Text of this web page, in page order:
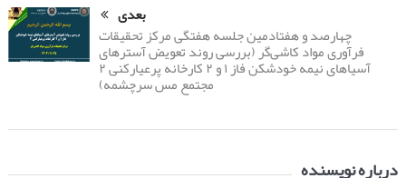
بعدی
چهارصد و هفتادمین جلسه هفتگی مرکز تحقیقات
فرآوری مواد کاشی‌گر (بررسی روند تعویض آسترهای
آسیاهای نیمه خودشکن فاز ۱ و ۲ کارخانه پرعیارکنی ۲
مجتمع مس سرچشمه)
درباره نویسنده